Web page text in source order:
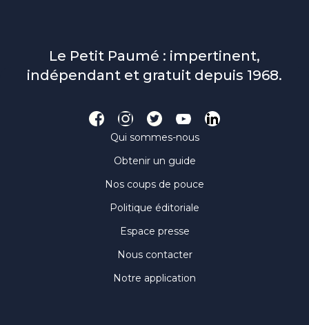
Le Petit Paumé : impertinent,
indépendant et gratuit depuis 1968.
Qui sommes-nous
Obtenir un guide
Nos coups de pouce
Politique éditoriale
Espace presse
Nous contacter
Notre application